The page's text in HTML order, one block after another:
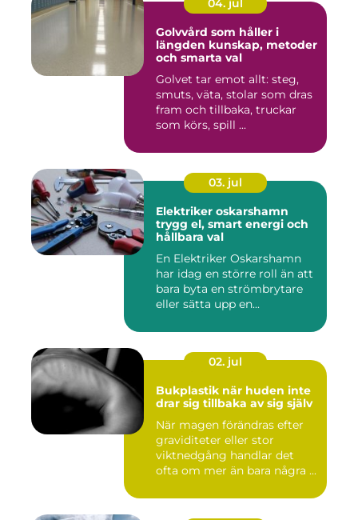
04. jul
Golvvård som håller i
längden kunskap, metoder
och smarta val
Golvet tar emot allt: steg,
smuts, väta, stolar som dras
fram och tillbaka, truckar
som körs, spill ...
03. jul
Elektriker oskarshamn
trygg el, smart energi och
hållbara val
En Elektriker Oskarshamn
har idag en större roll än att
bara byta en strömbrytare
eller sätta upp en...
02. jul
Bukplastik när huden inte
drar sig tillbaka av sig själv
När magen förändras efter
graviditeter eller stor
viktnedgång handlar det
ofta om mer än bara några ...